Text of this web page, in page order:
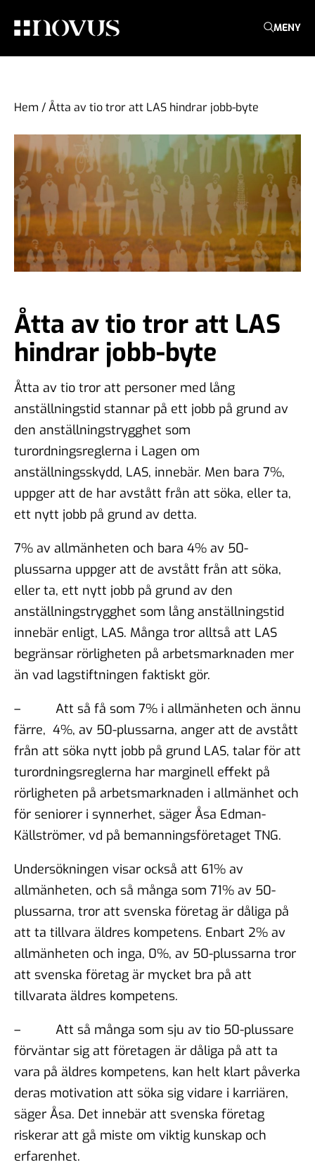
MENY
Hem /Åtta av tio tror att LAS hindrar jobb-byte
Åtta av tio tror att LAS
hindrar jobb-byte
Åtta av tio tror att personer med lång
anställningstid stannar på ett jobb på grund av
den anställningstrygghet som
turordningsreglerna i Lagen om
anställningsskydd, LAS, innebär. Men bara 7%,
uppger att de har avstått från att söka, eller ta,
ett nytt jobb på grund av detta.
7% av allmänheten och bara 4% av 50-
plussarna uppger att de avstått från att söka,
eller ta, ett nytt jobb på grund av den
anställningstrygghet som lång anställningstid
innebär enligt, LAS. Många tror alltså att LAS
begränsar rörligheten på arbetsmarknaden mer
än vad lagstiftningen faktiskt gör.
– Att så få som 7% i allmänheten och ännu
färre, 4%, av 50-plussarna, anger att de avstått
från att söka nytt jobb på grund LAS, talar för att
turordningsreglerna har marginell effekt på
rörligheten på arbetsmarknaden i allmänhet och
för seniorer i synnerhet, säger Åsa Edman-
Källströmer, vd på bemanningsföretaget TNG.
Undersökningen visar också att 61% av
allmänheten, och så många som 71% av 50-
plussarna, tror att svenska företag är dåliga på
att ta tillvara äldres kompetens. Enbart 2% av
allmänheten och inga, 0%, av 50-plussarna tror
att svenska företag är mycket bra på att
tillvarata äldres kompetens.
– Att så många som sju av tio 50-plussare
förväntar sig att företagen är dåliga på att ta
vara på äldres kompetens, kan helt klart påverka
deras motivation att söka sig vidare i karriären,
säger Åsa. Det innebär att svenska företag
riskerar att gå miste om viktig kunskap och
erfarenhet.